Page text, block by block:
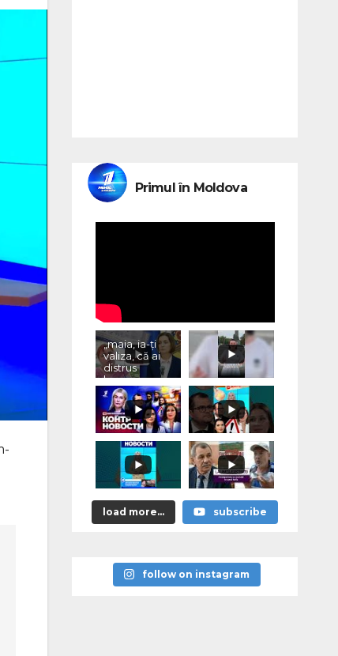
Primul în Moldova
„maia, ia-ți
valiza, că ai
distrus
lumea, cu
«vremurile
astea bune”
load more... subscribe
follow on instagram